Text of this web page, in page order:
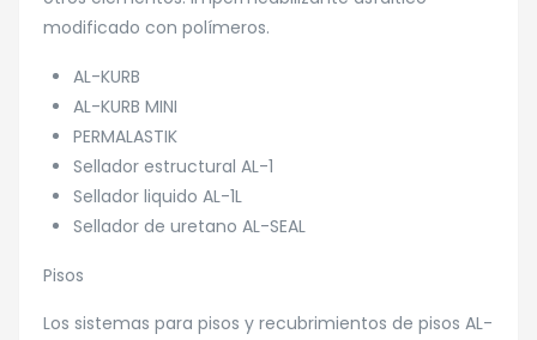
modificado con polímeros.
AL-KURB
AL-KURB MINI
PERMALASTIK
Sellador estructural AL-1
Sellador liquido AL-1L
Sellador de uretano AL-SEAL
Pisos
Los sistemas para pisos y recubrimientos de pisos AL-